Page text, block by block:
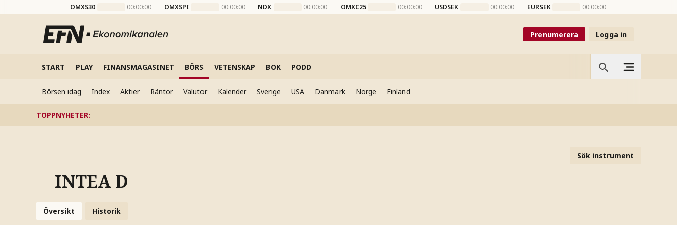
OMXS30 00:00:00 OMXSPI 00:00:00 NDX 00:00:00 OMXC25 00:00:00 USDSEK 00:00:00 EURSEK 00:00:00
Prenumerera Logga in
START PLAY FINANSMAGASINET BÖRS VETENSKAP BOK PODD
Börsen idag Index Aktier Räntor Valutor Kalender Sverige USA Danmark Norge Finland
TOPPNYHETER:
Sök instrument
INTEA D
Översikt Historik